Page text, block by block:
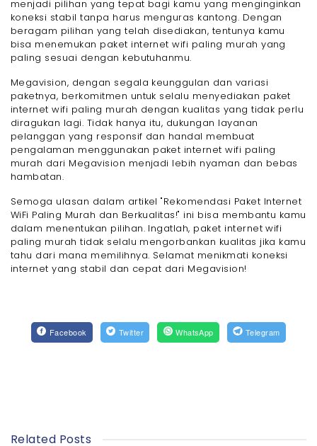
menjadi pilihan yang tepat bagi kamu yang menginginkan
koneksi stabil tanpa harus menguras kantong. Dengan
beragam pilihan yang telah disediakan, tentunya kamu
bisa menemukan paket internet wifi paling murah yang
paling sesuai dengan kebutuhanmu.
Megavision, dengan segala keunggulan dan variasi
paketnya, berkomitmen untuk selalu menyediakan paket
internet wifi paling murah dengan kualitas yang tidak perlu
diragukan lagi. Tidak hanya itu, dukungan layanan
pelanggan yang responsif dan handal membuat
pengalaman menggunakan paket internet wifi paling
murah dari Megavision menjadi lebih nyaman dan bebas
hambatan.
Semoga ulasan dalam artikel "Rekomendasi Paket Internet
WiFi Paling Murah dan Berkualitas!" ini bisa membantu kamu
dalam menentukan pilihan. Ingatlah, paket internet wifi
paling murah tidak selalu mengorbankan kualitas jika kamu
tahu dari mana memilihnya. Selamat menikmati koneksi
internet yang stabil dan cepat dari Megavision!
Facebook Twitter WhatsApp Telegram
Related Posts